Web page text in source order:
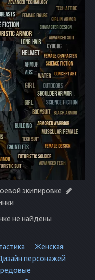
экипировке
не найдены
Женская
персонажей